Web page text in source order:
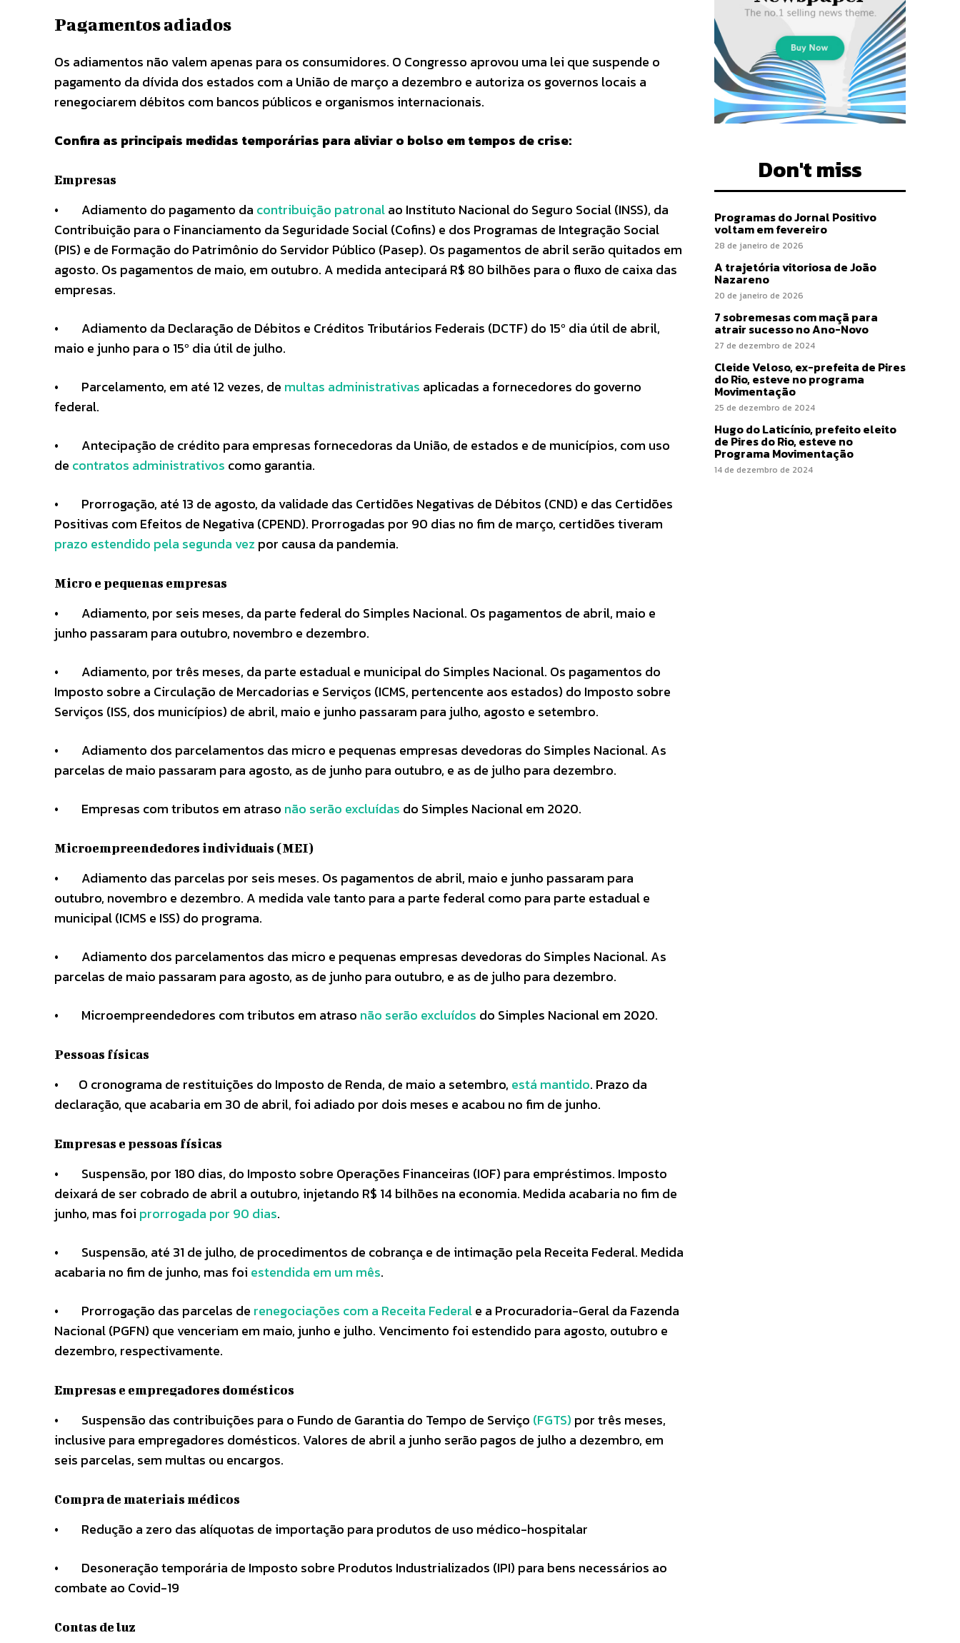
Pagamentos adiados
Os adiamentos não valem apenas para os consumidores. O Congresso aprovou uma lei que suspende o
pagamento da dívida dos estados com a União de março a dezembro e autoriza os governos locais a
renegociarem débitos com bancos públicos e organismos internacionais.
Confira as principais medidas temporárias para aliviar o bolso em tempos de crise:
Empresas
• Adiamento do pagamento da contribuição patronalao Instituto Nacional do Seguro Social (INSS), da
Contribuição para o Financiamento da Seguridade Social (Cofins) e dos Programas de Integração Social
(PIS) e de Formação do Patrimônio do Servidor Público (Pasep). Os pagamentos de abril serão quitados em
agosto. Os pagamentos de maio, em outubro. A medida antecipará R$ 80 bilhões para o fluxo de caixa das
empresas.
• Adiamento da Declaração de Débitos e Créditos Tributários Federais (DCTF) do 15º dia útil de abril,
maio e junho para o 15º dia útil de julho.
• Parcelamento, em até 12 vezes, de multas administrativas aplicadas a fornecedores do governo
federal.
• Antecipação de crédito para empresas fornecedoras da União, de estados e de municípios, com uso
de contratos administrativos como garantia.
• Prorrogação, até 13 de agosto, da validade das Certidões Negativas de Débitos (CND) e das Certidões
Positivas com Efeitos de Negativa (CPEND). Prorrogadas por 90 dias no fim de março, certidões tiveram
prazo estendido pela segunda vez por causa da pandemia.
Micro e pequenas empresas
• Adiamento, por seis meses, da parte federal do Simples Nacional. Os pagamentos de abril, maio e
junho passaram para outubro, novembro e dezembro.
• Adiamento, por três meses, da parte estadual e municipal do Simples Nacional. Os pagamentos do
Imposto sobre a Circulação de Mercadorias e Serviços (ICMS, pertencente aos estados) do Imposto sobre
Serviços (ISS, dos municípios) de abril, maio e junho passaram para julho, agosto e setembro.
• Adiamento dos parcelamentos das micro e pequenas empresas devedoras do Simples Nacional. As
parcelas de maio passaram para agosto, as de junho para outubro, e as de julho para dezembro.
• Empresas com tributos em atraso não serão excluídas do Simples Nacional em 2020.
Microempreendedores individuais (MEI)
• Adiamento das parcelas por seis meses. Os pagamentos de abril, maio e junho passaram para
outubro, novembro e dezembro. A medida vale tanto para a parte federal como para parte estadual e
municipal (ICMS e ISS) do programa.
• Adiamento dos parcelamentos das micro e pequenas empresas devedoras do Simples Nacional. As
parcelas de maio passaram para agosto, as de junho para outubro, e as de julho para dezembro.
• Microempreendedores com tributos em atraso não serão excluídos do Simples Nacional em 2020.
Pessoas físicas
• O cronograma de restituições do Imposto de Renda, de maio a setembro, está mantido. Prazo da
declaração, que acabaria em 30 de abril, foi adiado por dois meses e acabou no fim de junho.
Empresas e pessoas físicas
• Suspensão, por 180 dias, do Imposto sobre Operações Financeiras (IOF) para empréstimos. Imposto
deixará de ser cobrado de abril a outubro, injetando R$ 14 bilhões na economia. Medida acabaria no fim de
junho, mas foi prorrogada por 90 dias.
• Suspensão, até 31 de julho, de procedimentos de cobrança e de intimação pela Receita Federal. Medida
acabaria no fim de junho, mas foi estendida em um mês.
• Prorrogação das parcelas de renegociações com a Receita Federale a Procuradoria-Geral da Fazenda
Nacional (PGFN) que venceriam em maio, junho e julho. Vencimento foi estendido para agosto, outubro e
dezembro, respectivamente.
Empresas e empregadores domésticos
• Suspensão das contribuições para o Fundo de Garantia do Tempo de Serviço (FGTS) por três meses,
inclusive para empregadores domésticos. Valores de abril a junho serão pagos de julho a dezembro, em
seis parcelas, sem multas ou encargos.
Compra de materiais médicos
• Redução a zero das alíquotas de importação para produtos de uso médico-hospitalar
• Desoneração temporária de Imposto sobre Produtos Industrializados (IPI) para bens necessários ao
combate ao Covid-19
Contas de luz
Don't miss
Programas do Jornal Positivo
voltam em fevereiro
28 de janeiro de 2026
A trajetória vitoriosa de João
Nazareno
20 de janeiro de 2026
7 sobremesas com maçã para
atrair sucesso no Ano-Novo
27 de dezembro de 2024
Cleide Veloso, ex-prefeita de Pires
do Rio, esteve no programa
Movimentação
25 de dezembro de 2024
Hugo do Laticínio, prefeito eleito
de Pires do Rio, esteve no
Programa Movimentação
14 de dezembro de 2024